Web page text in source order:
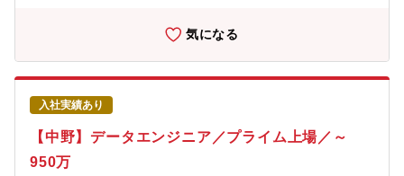
ジェクトマネージャー）■顧客要望に答えるのみでなく、新しい技
術を取り入れた構成の提案など、主体的に動けるクラウドアーキ
テクトになりたい【特徴と強み】■AWS公式の認定資格保持者が
多数在籍しています。技術力が高いエンジニアたちと研鑽を積む
ことができます。 2022 APN Ambassadors 2名（国内 37
人） 2022 APN ALL AWS Certifications Engineers 11名（国
内 340人） 2022 APN AWS Top Engineers 2名（国内 110
人）■AWSプロジェクトの案件実績は11,000以上と豊富。みずほ
銀行や富士フイルム株式会社、株式会社ファミリーマートなど業
Modernization BUAI Transformation（AITM）として、デジタル
変革を推進しています。領域横断で連携し、構想から実装、定着
までを一気通貫で支援します。我々は、下記の8つの領域でコンサ
ルティングを行っています。１．デジタルサービスデザイン２．
先端テクノロジー目利き３．エンタープライズアーキテクチャデ
ザイン４．AI５．データマネジメント・ガバナンス６. デジタル・
インプリメンテーション７. ビジネスレジリエンス８. デジタルケ
イパビリティ醸成本求人では「３．エンタープライズアーキテク
チャデザイン」を推進いただくメンバーを募集しています。
気になる
入社実績あり
【中野】データエンジニア／プライム上場／～
950万